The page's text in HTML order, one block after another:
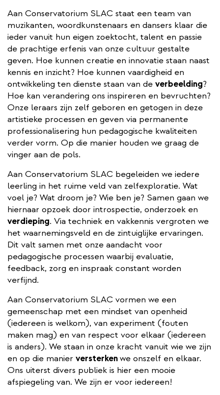
Aan Conservatorium SLAC staat een team van
muzikanten, woordkunstenaars en dansers klaar die
ieder vanuit hun eigen zoektocht, talent en passie
de prachtige erfenis van onze cultuur gestalte
geven. Hoe kunnen creatie en innovatie staan naast
kennis en inzicht? Hoe kunnen vaardigheid en
ontwikkeling ten dienste staan van de verbeelding?
Hoe kan verandering ons inspireren en bevruchten?
Onze leraars zijn zelf geboren en getogen in deze
artistieke processen en geven via permanente
professionalisering hun pedagogische kwaliteiten
verder vorm. Op die manier houden we graag de
vinger aan de pols.
Aan Conservatorium SLAC begeleiden we iedere
leerling in het ruime veld van zelfexploratie. Wat
voel je? Wat droom je? Wie ben je? Samen gaan we
hiernaar opzoek door introspectie, onderzoek en
verdieping. Via techniek en vakkennis vergroten we
het waarnemingsveld en de zintuiglijke ervaringen.
Dit valt samen met onze aandacht voor
pedagogische processen waarbij evaluatie,
feedback, zorg en inspraak constant worden
verfijnd.
Aan Conservatorium SLAC vormen we een
gemeenschap met een mindset van openheid
(iedereen is welkom), van experiment (fouten
maken mag) en van respect voor elkaar (iedereen
is anders). We staan in onze kracht vanuit wie we zijn
en op die manier versterkenwe onszelf en elkaar.
Ons uiterst divers publiek is hier een mooie
afspiegeling van. We zijn er voor iedereen!